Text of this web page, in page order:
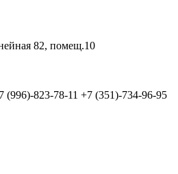
82, помещ.10
(996)-823-78-11 +7 (351)-734-96-95